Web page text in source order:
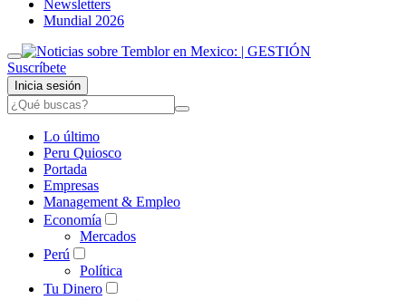
Newsletters
Mundial 2026
Suscríbete
Inicia sesión
Lo último
Peru Quiosco
Portada
Empresas
Management & Empleo
Economía
Mercados
Perú
Política
Tu Dinero